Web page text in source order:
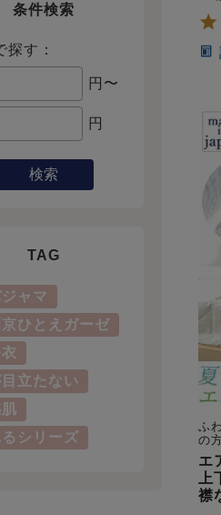
条件検索
探す：
円〜
円
検索
TAG
ャマ
ひとえガーゼ
目立たない
るシリーズ
ふ
の
エ
襟